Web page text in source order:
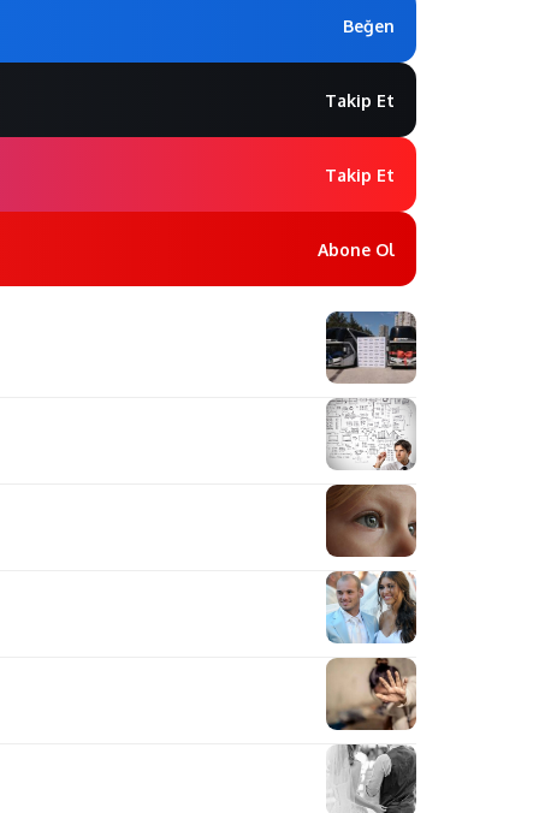
Beğen
Takip Et
Takip Et
Abone Ol